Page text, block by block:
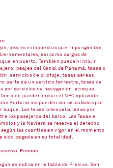
peajes e impuestos que impongan las
así como cargos de
en puerto. También pueden incluir
peajes del Canal de Panamá, tasas o
servicios de pilotaje, tasas aéreas,
parte de un servicio terrestre, tasas de
por servicios de navegación, atraque,
pueden incluir el NFC aplicable
Porturarios pueden ser calculados por
Las tasaciones calculadas por
los pasajeros del barco. Las Tasas e
y la Naviera se reserva el derecho
las cuantías en vigor en el momento
sido pagada en su totalidad.
Precios
se indica en la tabla de Precios. Son